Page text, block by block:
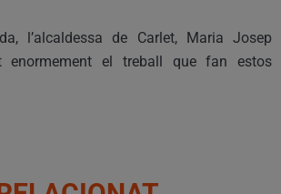
l’alcaldessa de Carlet, Maria Josep
enormement el treball que fan estos